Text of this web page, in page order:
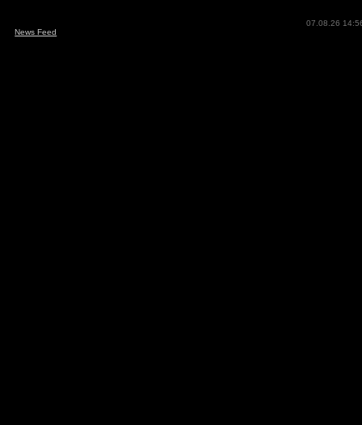
07.08.26
News Feed